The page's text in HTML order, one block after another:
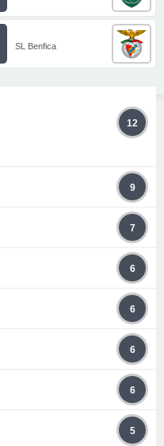
SL Benfica
12
9
7
6
6
6
6
5